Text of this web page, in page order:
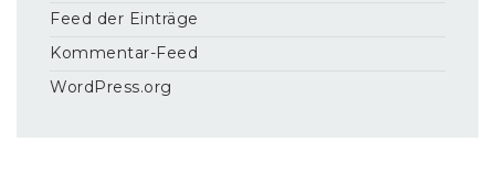
Feed der Einträge
Kommentar-Feed
WordPress.org